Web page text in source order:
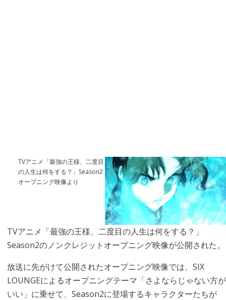
TVアニメ「最強の王様、二度目
の人生は何をする？」Season2
オープニング映像より
TVアニメ「最強の王様、二度目の人生は何をする？」
Season2のノンクレジットオープニング映像が公開された。
放送に先がけて公開されたオープニング映像では、SIX
LOUNGEによるオープニングテーマ「さよならじゃない方が
いい」に乗せて、Season2に登場するキャラクターたちが